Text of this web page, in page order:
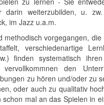
darin weiterzubilden, u.
im Jazz u.a.m.
methodisch vorgegangen, die
verschiedenartige
finden systematisch
vervollkommnen den
zu hören und/oder zu
oder auch zu qualitativ
mal an das Spielen in